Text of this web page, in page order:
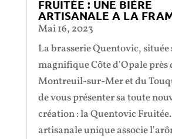
FRUITÉE : UNE BIÈRE
ARTISANALE A LA
Mai 16, 2023
La brasserie Quentovic, située
magnifique Côte d'Opale près
Montreuil-sur-Mer et du
de vous présenter sa toute
création : la Quentovic
artisanale unique associe